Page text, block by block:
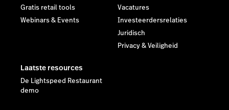
Gratis retail tools
Webinars & Events
Vacatures
Investeerdersrelaties
Juridisch
Privacy & Veiligheid
Laatste resources
De Lightspeed Restaurant
demo